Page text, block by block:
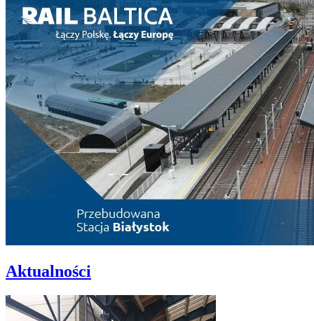
Aktualności